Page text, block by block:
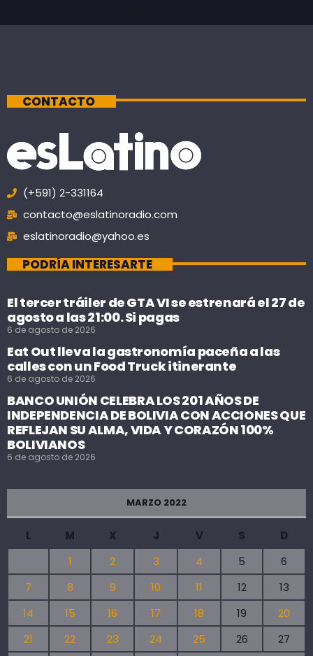
CONTACTO
(+591) 2-331164
contacto@eslatinoradio.com
eslatinoradio@yahoo.es
PODRÍA INTERESARTE
El tercer tráiler de GTA VI se estrenará el 27 de
agosto a las 21:00. Si pagas
6 de agosto de 2026
Eat Out lleva la gastronomía paceña a las
calles con un Food Truck itinerante
6 de agosto de 2026
BANCO UNIÓN CELEBRA LOS 201 AÑOS DE
INDEPENDENCIA DE BOLIVIA CON ACCIONES QUE
REFLEJAN SU ALMA, VIDA Y CORAZÓN 100%
BOLIVIANOS
6 de agosto de 2026
MARZO 2022
L M X J V S
D
1
2 3 4 5
6
7
8 9 10 11 12
13
14
15 16 17 18 19
20
21
22 23 24 25 26 27